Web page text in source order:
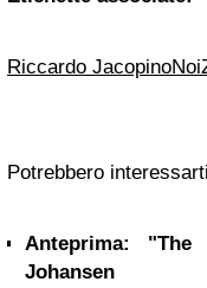
Riccardo JacopinoNoi
Potrebbero
Anteprima:
Johansen